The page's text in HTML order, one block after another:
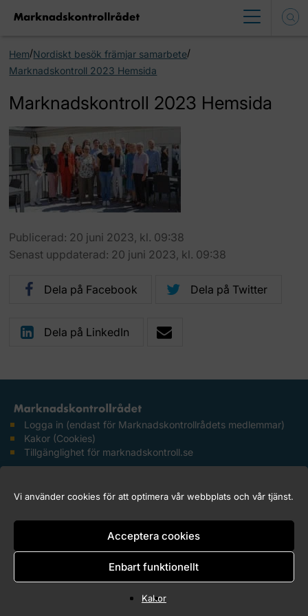
Vi använder cookies för att optimera vår webbplats och vår tjänst.
Acceptera cookies
Enbart funktionellt
Kakor
Hem/Nordiskt besök främjar samarbete/
Marknadskontroll 2023 Hemsida
Marknadskontroll 2023 Hemsida
Publicerad: 20 juni 2023, kl. 09:38
Senast uppdaterad: 20 juni 2023, kl. 09:38
Dela på Facebook Dela på Twitter
Dela på LinkedIn
Logga in (endast för Marknadskontrollrådets medlemmar)
Kakor (Cookies)
Tillgänglighet för marknadskontroll.se